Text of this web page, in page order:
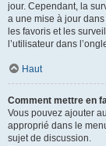
jour. Cependant, la
a une mise à jour
les favoris et les
l’utilisateur dans
Haut
Comment mettre en
Vous pouvez ajouter
approprié dans le
sujet de discussion.